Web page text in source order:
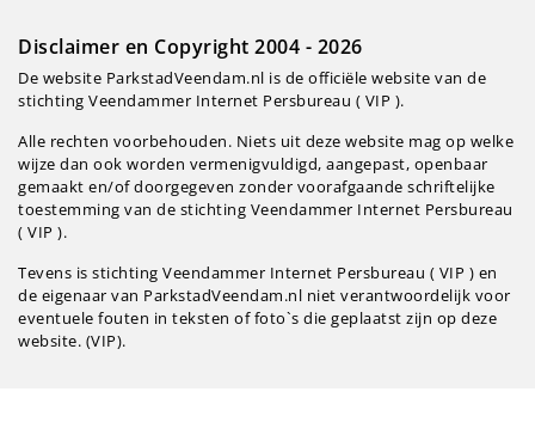
Disclaimer en Copyright 2004 - 2026
De website ParkstadVeendam.nl is de officiële website van de
stichting Veendammer Internet Persbureau ( VIP ).
Alle rechten voorbehouden. Niets uit deze website mag op welke
wijze dan ook worden vermenigvuldigd, aangepast, openbaar
gemaakt en/of doorgegeven zonder voorafgaande schriftelijke
toestemming van de stichting Veendammer Internet Persbureau
( VIP ).
Tevens is stichting Veendammer Internet Persbureau ( VIP ) en
de eigenaar van ParkstadVeendam.nl niet verantwoordelijk voor
eventuele fouten in teksten of foto`s die geplaatst zijn op deze
website. (VIP).